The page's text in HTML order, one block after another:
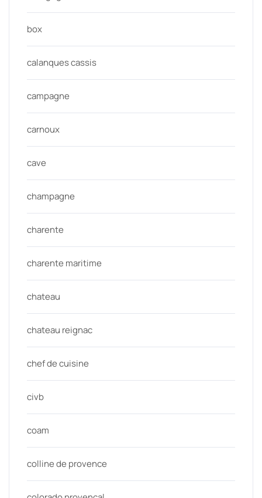
box
calanques cassis
campagne
carnoux
cave
champagne
charente
charente maritime
chateau
chateau reignac
chef de cuisine
civb
coam
colline de provence